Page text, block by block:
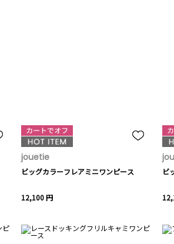
jouetie
ビッグカラーフレアミニワンピース
12,100 円
ビ